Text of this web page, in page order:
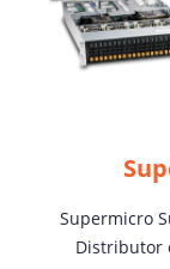
Supermicro
Distributor